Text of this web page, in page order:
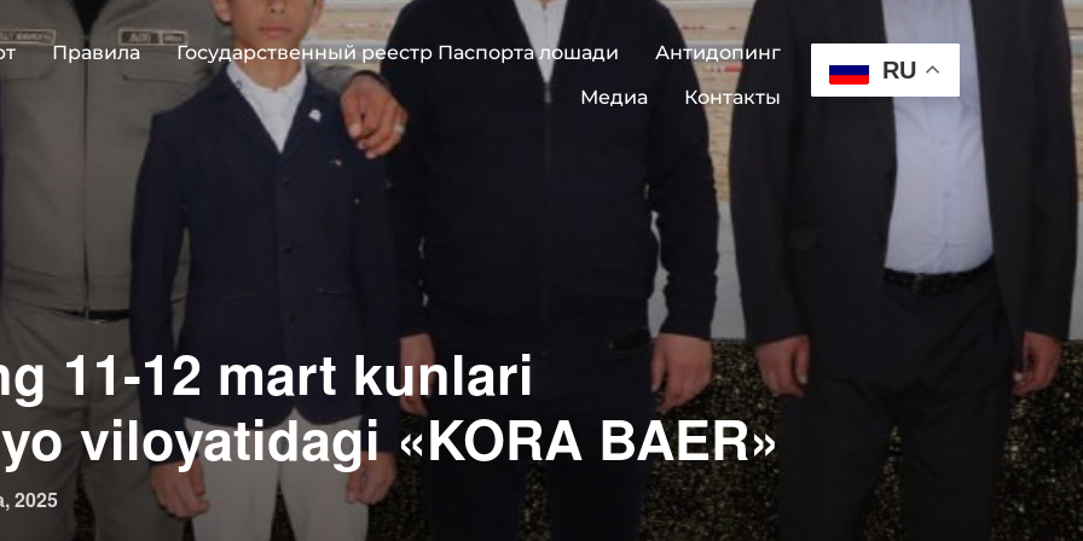
Правила Государственный реестр Паспорта лошади
Антидопинг
Медиа
Контакты
RU
11-12 mart kunlari
viloyatidagi «KORA BAER»
2025